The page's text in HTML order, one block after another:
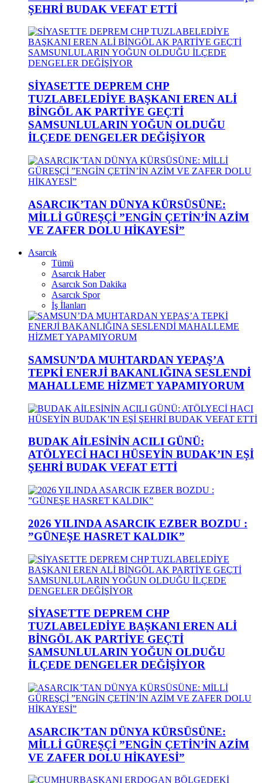
ŞEHRİ BUDAK VEFAT ETTİ
SİYASETTE DEPREM CHP
TUZLABELEDİYE BAŞKANI EREN ALİ
BİNGÖL AK PARTİYE GEÇTİ
SAMSUNLULARIN YOĞUN OLDUĞU
İLÇEDE DENGELER DEĞİŞİYOR
ASARCIK’TAN DÜNYA KÜRSÜSÜNE:
MİLLİ GÜREŞÇİ ”ENGİN ÇETİN’İN AZİM
VE ZAFER DOLU HİKAYESİ”
Asarcık
Tümü
Asarcık Haber
Asarcık Son Dakika
Asarcık Spor
İş İlanları
SAMSUN’DA MUHTARDAN YEPAŞ’A
TEPKİ ENERJİ BAKANLIĞINA SESLENDİ
MAHALLEME HİZMET YAPAMIYORUM
BUDAK AİLESİNİN ACILI GÜNÜ:
ATÖLYECİ HACI HÜSEYİN BUDAK’IN EŞİ
ŞEHRİ BUDAK VEFAT ETTİ
2026 YILINDA ASARCIK EZBER BOZDU :
”GÜNEŞE HASRET KALDIK”
SİYASETTE DEPREM CHP
TUZLABELEDİYE BAŞKANI EREN ALİ
BİNGÖL AK PARTİYE GEÇTİ
SAMSUNLULARIN YOĞUN OLDUĞU
İLÇEDE DENGELER DEĞİŞİYOR
ASARCIK’TAN DÜNYA KÜRSÜSÜNE:
MİLLİ GÜREŞÇİ ”ENGİN ÇETİN’İN AZİM
VE ZAFER DOLU HİKAYESİ”